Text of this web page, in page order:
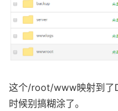
这个/root/www映射到
时候别搞糊涂了。